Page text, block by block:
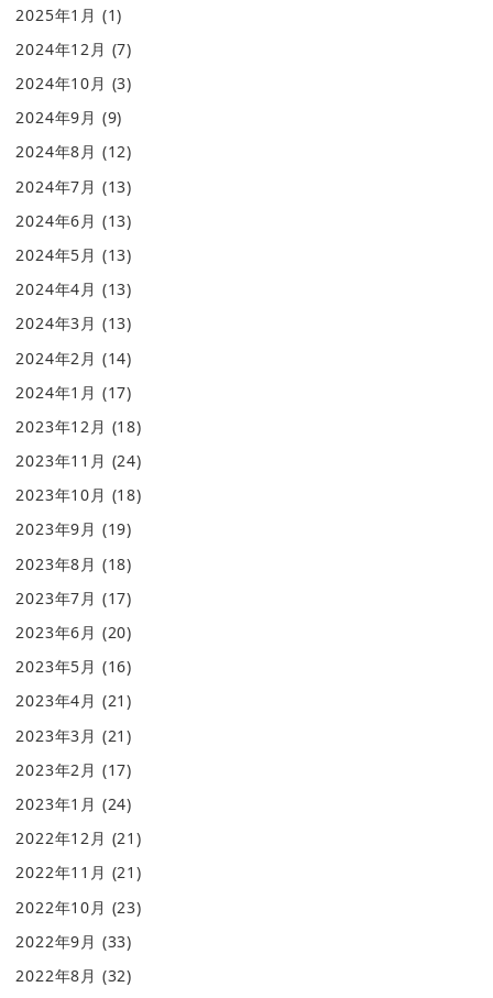
2025年1月 (1)
2024年12月 (7)
2024年10月 (3)
2024年9月 (9)
2024年8月 (12)
2024年7月 (13)
2024年6月 (13)
2024年5月 (13)
2024年4月 (13)
2024年3月 (13)
2024年2月 (14)
2024年1月 (17)
2023年12月 (18)
2023年11月 (24)
2023年10月 (18)
2023年9月 (19)
2023年8月 (18)
2023年7月 (17)
2023年6月 (20)
2023年5月 (16)
2023年4月 (21)
2023年3月 (21)
2023年2月 (17)
2023年1月 (24)
2022年12月 (21)
2022年11月 (21)
2022年10月 (23)
2022年9月 (33)
2022年8月 (32)